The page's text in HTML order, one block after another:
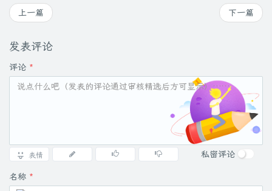
下一篇
上一篇
发表评论
评论 *
表情 私密评论
名称 *